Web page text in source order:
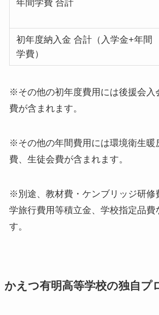
年間学費 合計
初年度納入金 合計（入学金+年間
学費）
※その他の初年度費用には後援会入
費が含まれます。
※その他の年間費用には環境衛生暖
費、生徒会費が含まれます。
※別途、教材費・ケンブリッジ研修
学旅行費用等積立金、学校指定品費
す。
かえつ有明高等学校の独自プ